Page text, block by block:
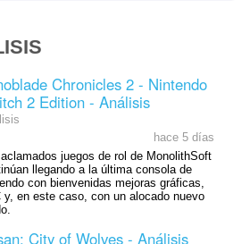
Chronicles 2 - Nintendo
2 Edition - Análisis
hace 5 días
aclamados juegos de rol de MonolithSoft
llegando a la última consola de
con bienvenidas mejoras gráficas,
y, en este caso, con un alocado nuevo
City of Wolves - Análisis